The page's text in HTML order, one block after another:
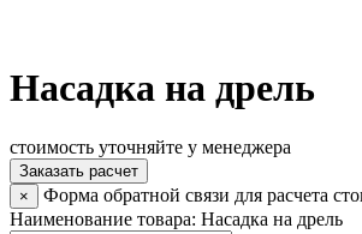
Насадка на дрель
стоимость уточняйте у менеджера
Заказать расчет
×
Форма обратной связи для расчета
Наименование товара: Насадка на дрель